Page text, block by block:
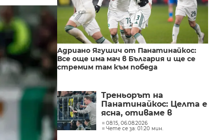
Адриано Ягушич от Панатинайкос:
Все още има мач в България и ще се
стремим там към победа
Треньорът на
Панатинайкос: Целта е
ясна, отиваме в
България, за да
спечелим
08:15, 06.08.2026
Чете се за: 01:20 мин.